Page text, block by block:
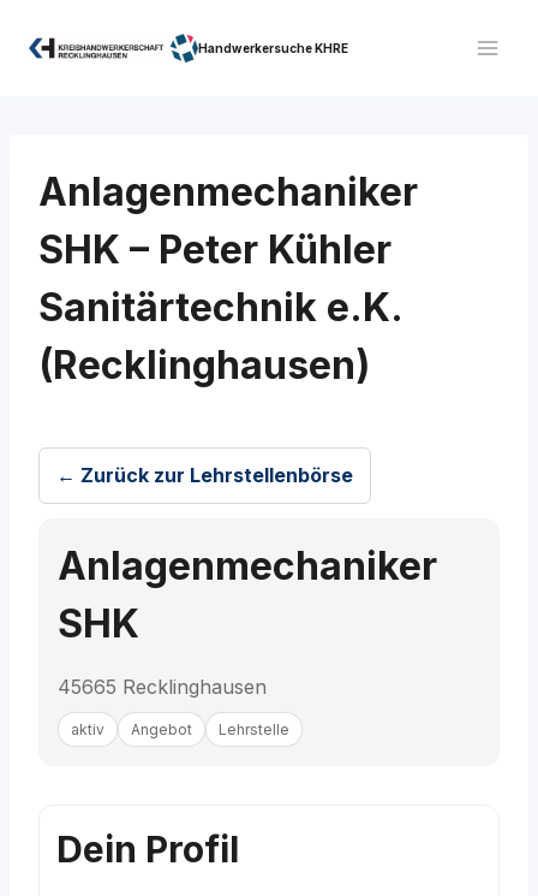
Inhalt
Handwerkersuche KHRE
Anlagenmechaniker
SHK – Peter Kühler
Sanitärtechnik e.K.
(Recklinghausen)
← Zurück zur Lehrstellenbörse
Anlagenmechaniker
SHK
45665 Recklinghausen
aktiv Angebot Lehrstelle
Dein Profil